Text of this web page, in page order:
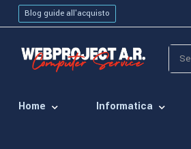
Blog guide all'acquisto
Home Informatica